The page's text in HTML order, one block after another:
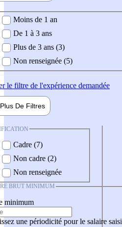
demandée
Moins de 1 an
De 1 à 3 ans
Plus de 3 ans (3)
Non renseignée (5)
le filtre de l'expérience demandée
Plus De Filtres
Cadre (7)
Non cadre (2)
Non renseignée
BRUT MINIMUM
minimum
une périodicité pour le salaire saisi